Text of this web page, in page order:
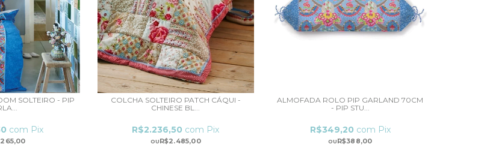
SOLTEIRO - PIP
com Pix
COLCHA SOLTEIRO PATCH CÁQUI -
CHINESE BL...
R$2.485,00
R$2.236,50 com Pix
ALMOFADA ROLO PIP GARLAND 70CM
- PIP STU...
R$388,00
R$349,20 com Pix